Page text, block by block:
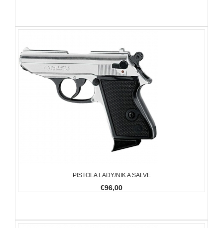
PISTOLA LADY/NIK A SALVE
€96,00